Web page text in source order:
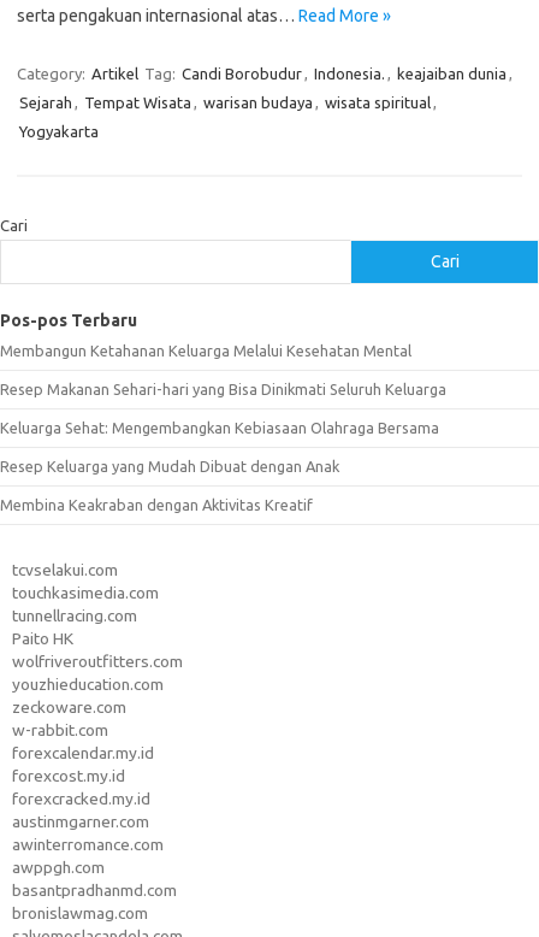
serta pengakuan internasional atas… Read More »
Category: Artikel Tag: Candi Borobudur, Indonesia. , keajaiban dunia ,
Sejarah , Tempat Wisata , warisan budaya , wisata spiritual,
Yogyakarta
Cari
Cari
Pos-pos Terbaru
Membangun Ketahanan Keluarga Melalui Kesehatan Mental
Resep Makanan Sehari-hari yang Bisa Dinikmati Seluruh Keluarga
Keluarga Sehat: Mengembangkan Kebiasaan Olahraga Bersama
Resep Keluarga yang Mudah Dibuat dengan Anak
Membina Keakraban dengan Aktivitas Kreatif
tcvselakui.com
touchkasimedia.com
tunnellracing.com
Paito HK
wolfriveroutfitters.com
youzhieducation.com
zeckoware.com
w-rabbit.com
forexcalendar.my.id
forexcost.my.id
forexcracked.my.id
austinmgarner.com
awinterromance.com
awppgh.com
basantpradhanmd.com
bronislawmag.com